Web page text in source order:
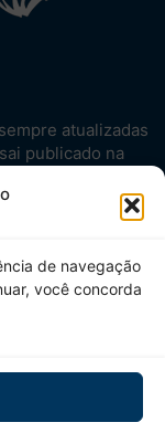
de navegação
você concorda
atualizadas
publicado na